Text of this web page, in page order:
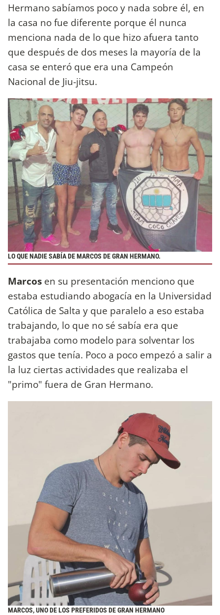
Hermano sabíamos poco y nada sobre él, en
la casa no fue diferente porque él nunca
menciona nada de lo que hizo afuera tanto
que después de dos meses la mayoría de la
casa se enteró que era una Campeón
Nacional de Jiu-jitsu.
LO QUE NADIE SABÍA DE MARCOS DE GRAN HERMANO.
Marcos en su presentación menciono que
estaba estudiando abogacía en la Universidad
Católica de Salta y que paralelo a eso estaba
trabajando, lo que no sé sabía era que
trabajaba como modelo para solventar los
gastos que tenía. Poco a poco empezó a salir a
la luz ciertas actividades que realizaba el
"primo" fuera de Gran Hermano.
MARCOS, UNO DE LOS PREFERIDOS DE GRAN HERMANO